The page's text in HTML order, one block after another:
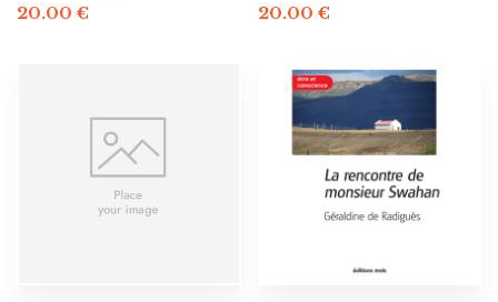
20.00 € 20.00 €